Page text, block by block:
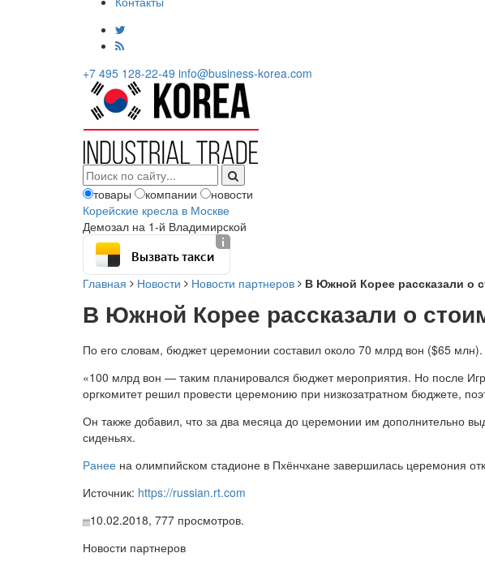
+7 495 128-22-49 info@business-korea.com
товары компании
новости
Корейские кресла в Москве
Демозал на 1-й Владимирской
Вызвать такси
Главная Новости Новости партнеров В Южной Корее рассказали о
В Южной Корее рассказали о
По его словам, бюджет церемонии составил около 70 млрд вон ($65 млн).
«100 млрд вон — таким планировался бюджет мероприятия. Но после
оргкомитет решил провести церемонию при низкозатратном бюджете,
Он также добавил, что за два месяца до церемонии им дополнительно
сиденьях.
Ранее на олимпийском стадионе в Пхёнчхане завершилась церемония
Источник: https://russian.rt.com
10.02.2018, 777 просмотров.
Новости партнеров